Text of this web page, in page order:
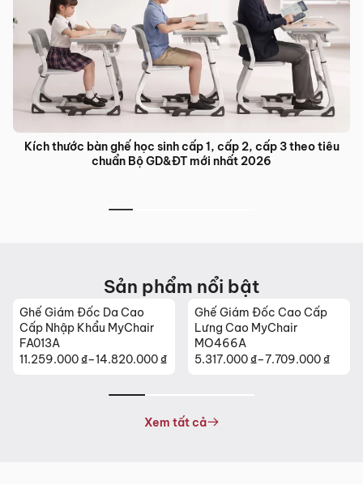
Kích thước bàn ghế học sinh cấp 1, cấp 2, cấp 3 theo tiêu
chuẩn Bộ GD&ĐT mới nhất 2026
Sản phẩm nổi bật
Ghế Giám Đốc Da Cao
Cấp Nhập Khẩu MyChair
FA013A
11.259.000 ₫–14.820.000 ₫
Khoảng
Ghế Giám Đốc Cao Cấp
Lưng Cao MyChair
MO466A
5.317.000 ₫–7.709.000 ₫
Khoảng
5.317.000 ₫
Xem tất cả